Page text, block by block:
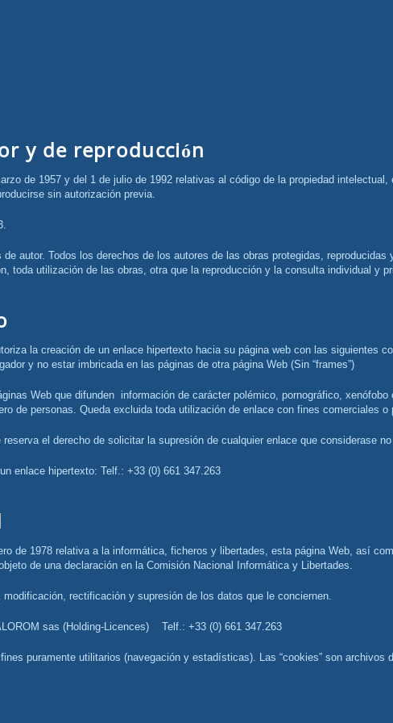
y de reproducción
sin autorización previa.
toda utilización de las obras, otra que la reproducción y la consulta individual y
y no estar imbricada en las páginas de otra página Web (Sin “frames”)
de personas. Queda excluida toda utilización de enlace con fines comerciales o
reserva el derecho de solicitar la supresión de cualquier enlace que considerase
enlace hipertexto: Telf.: +33 (0) 661 347.263
de una declaración en la Comisión Nacional Informática y Libertades.
modificación, rectificación y supresión de los datos que le conciernen.
sas (Holding-Licences) Telf.: +33 (0) 661 347.263